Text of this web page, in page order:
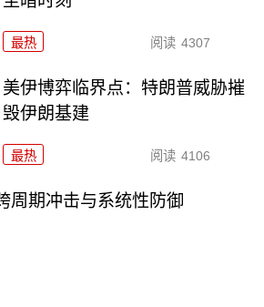
最热 阅读 4307
美伊博弈临界点：特朗普威胁摧
毁伊朗基建
最热 阅读 4106
周期冲击与系统性防御